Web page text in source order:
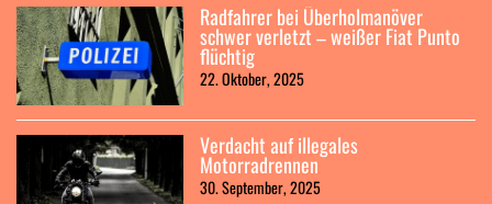
Radfahrer bei Überholmanöver
schwer verletzt – weißer Fiat Punto
flüchtig
22. Oktober, 2025
Verdacht auf illegales
Motorradrennen
30. September, 2025